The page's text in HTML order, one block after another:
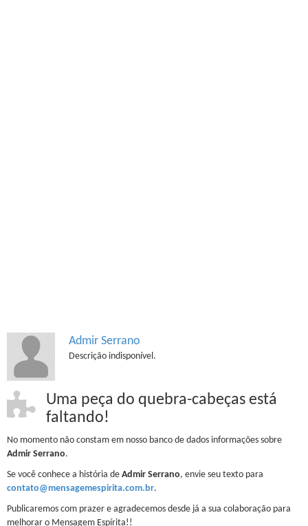
Admir Serrano
Descrição indisponível.
Uma peça do quebra-cabeças está
faltando!
No momento não constam em nosso banco de dados informações sobre
Admir Serrano.
Se você conhece a história de Admir Serrano, envie seu texto para
contato@mensagemespirita.com.br.
Publicaremos com prazer e agradecemos desde já a sua colaboração para
melhorar o Mensagem Espírita!!